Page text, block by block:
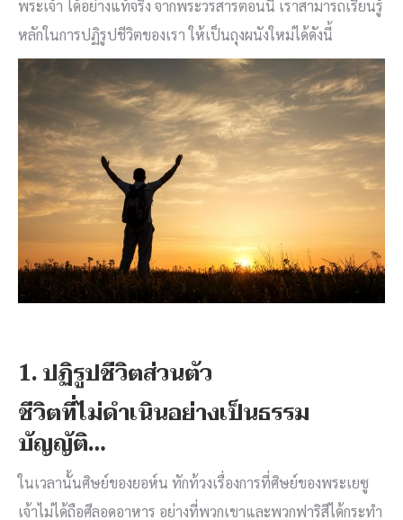
พระเจ้า ได้อย่างแท้จริง จากพระวรสารตอนนี้ เราสามารถเรียนรู้
หลักในการปฏิรูปชีวิตของเรา ให้เป็นถุงผนังใหม่ได้ดังนี้
1. ปฏิรูปชีวิตส่วนตัว
ชีวิตที่ไม่ดำเนินอย่างเป็นธรรม
บัญญัติ…
ในเวลานั้นศิษย์ของยอห์น ทักท้วงเรื่องการที่ศิษย์ของพระเยซู
เจ้าไม่ได้ถือศีลอดอาหาร อย่างที่พวกเขาและพวกฟาริสีได้กระทำ